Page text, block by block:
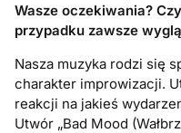
Wasze oczekiwania?
przypadku zawsze
Nasza muzyka rodzi się
charakter improwizacji.
reakcji na jakieś
Utwór „Bad Mood